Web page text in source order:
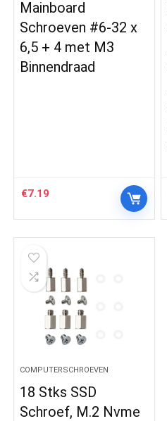
Mainboard
Schroeven #6-32 x
6,5 + 4 met M3
Binnendraad
€7.19
COMPUTERSCHROEVEN
18 Stks SSD
Schroef, M.2 Nvme